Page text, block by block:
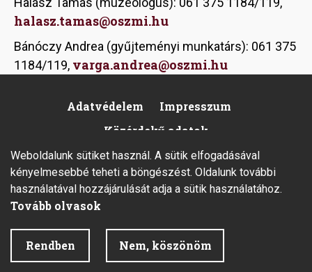
halasz.tamas@oszmi.hu
Bánóczy Andrea (gyűjteményi munkatárs): 061 375
1184/119, varga.andrea@oszmi.hu
Footer
Adatvédelem
Impresszum
Közérdekű adatok
Fejlesztette az Integral Vision Kft.
Weboldalunk sütiket használ. A sütik elfogadásával
kényelmesebbé teheti a böngészést. Oldalunk további
használatával hozzájárulását adja a sütik használatához.
Tovább olvasok
Rendben Nem, köszönöm